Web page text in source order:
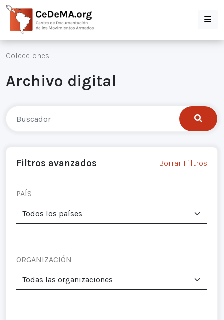
Colecciones
Archivo digital
Filtros avanzados Borrar Filtros
PAÍS
ORGANIZACIÓN